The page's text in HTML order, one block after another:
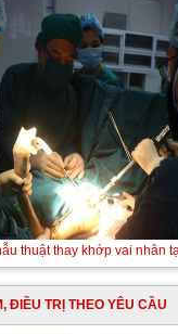
sinh do bất đồng nhóm máu
ĐIỀU TRỊ THEO YÊU CẦU